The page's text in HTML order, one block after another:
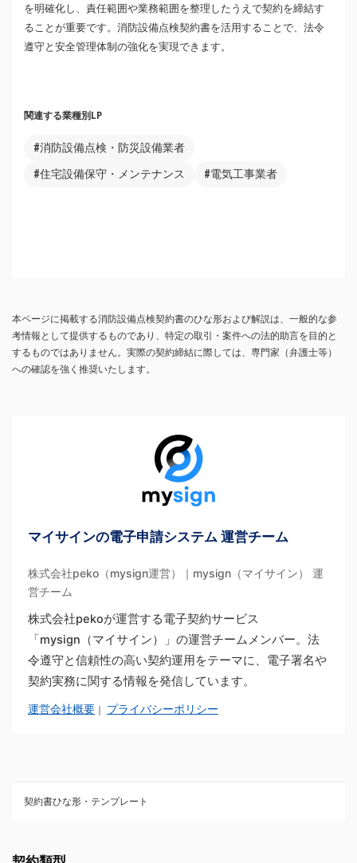
を明確化し、責任範囲や業務範囲を整理したうえで契約を締結す
ることが重要です。消防設備点検契約書を活用することで、法令
遵守と安全管理体制の強化を実現できます。
関連する業種別LP
#消防設備点検・防災設備業者
#住宅設備保守・メンテナンス #電気工事業者
本ページに掲載する消防設備点検契約書のひな形および解説は、一般的な参
考情報として提供するものであり、特定の取引・案件への法的助言を目的と
するものではありません。実際の契約締結に際しては、専門家（弁護士等）
への確認を強く推奨いたします。
マイサインの電子申請システム 運営チーム
株式会社peko（mysign運営）｜mysign（マイサイン） 運
営チーム
株式会社pekoが運営する電子契約サービス
「mysign（マイサイン）」の運営チームメンバー。法
令遵守と信頼性の高い契約運用をテーマに、電子署名や
契約実務に関する情報を発信しています。
運営会社概要 ｜ プライバシーポリシー
契約書ひな形・テンプレート